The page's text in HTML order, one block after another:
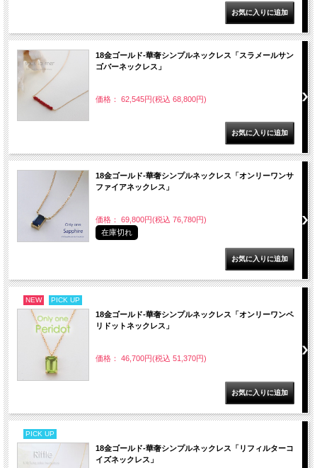
18金ゴールド-華奢シンプルネックレス「スラメールサン
ゴバーネックレス」
価格： 62,545円(税込 68,800円)
18金ゴールド-華奢シンプルネックレス「オンリーワンサ
ファイアネックレス」
価格： 69,800円(税込 76,780円)
在庫切れ
NEW PICK UP
18金ゴールド-華奢シンプルネックレス「オンリーワンペ
リドットネックレス」
価格： 46,700円(税込 51,370円)
PICK UP
18金ゴールド-華奢シンプルネックレス「リフィルターコ
イズネックレス」